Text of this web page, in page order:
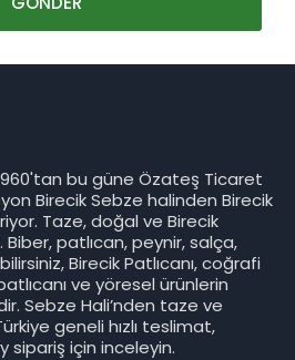
bu güne Özateş Ticaret
Birecik Sebze halinden Birecik
Taze, doğal ve Birecik
Biber, patlıcan, peynir, salça,
Birecik Patlıcanı, coğrafi
ve yöresel ürünlerin
Sebze Hali’nden taze ve
geneli hızlı teslimat,
sipariş için inceleyin.